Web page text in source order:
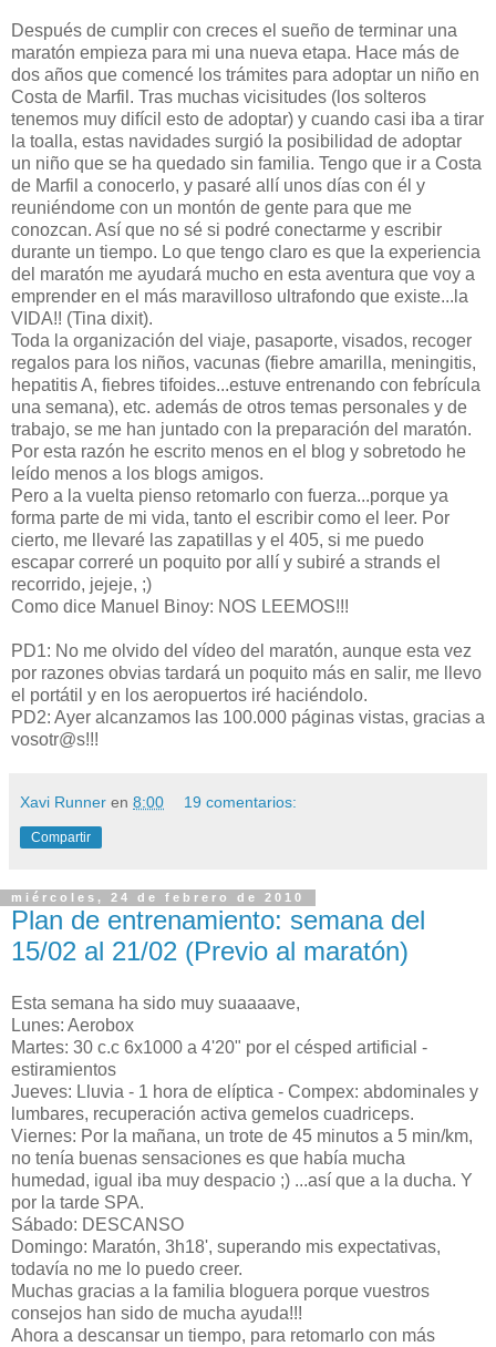
Después de cumplir con creces el sueño de terminar una
maratón empieza para mi una nueva etapa. Hace más de
dos años que comencé los trámites para adoptar un niño en
Costa de Marfil. Tras muchas vicisitudes (los solteros
tenemos muy difícil esto de adoptar) y cuando casi iba a tirar
la toalla, estas navidades surgió la posibilidad de adoptar
un niño que se ha quedado sin familia. Tengo que ir a Costa
de Marfil a conocerlo, y pasaré allí unos días con él y
reuniéndome con un montón de gente para que me
conozcan. Así que no sé si podré conectarme y escribir
durante un tiempo. Lo que tengo claro es que la experiencia
del maratón me ayudará mucho en esta aventura que voy a
emprender en el más maravilloso ultrafondo que existe...la
VIDA!! (Tina dixit).
Toda la organización del viaje, pasaporte, visados, recoger
regalos para los niños, vacunas (fiebre amarilla, meningitis,
hepatitis A, fiebres tifoides...estuve entrenando con febrícula
una semana), etc. además de otros temas personales y de
trabajo, se me han juntado con la preparación del maratón.
Por esta razón he escrito menos en el blog y sobretodo he
leído menos a los blogs amigos.
Pero a la vuelta pienso retomarlo con fuerza...porque ya
forma parte de mi vida, tanto el escribir como el leer. Por
cierto, me llevaré las zapatillas y el 405, si me puedo
escapar correré un poquito por allí y subiré a strands el
recorrido, jejeje, ;)
Como dice Manuel Binoy: NOS LEEMOS!!!
PD1: No me olvido del vídeo del maratón, aunque esta vez
por razones obvias tardará un poquito más en salir, me llevo
el portátil y en los aeropuertos iré haciéndolo.
PD2: Ayer alcanzamos las 100.000 páginas vistas, gracias a
vosotr@s!!!
Xavi Runner en 8:00 19 comentarios:
Compartir
miércoles, 24 de febrero de 2010
Plan de entrenamiento: semana del
15/02 al 21/02 (Previo al maratón)
Esta semana ha sido muy suaaaave,
Lunes: Aerobox
Martes: 30 c.c 6x1000 a 4'20" por el césped artificial -
estiramientos
Jueves: Lluvia - 1 hora de elíptica - Compex: abdominales y
lumbares, recuperación activa gemelos cuadriceps.
Viernes: Por la mañana, un trote de 45 minutos a 5 min/km,
no tenía buenas sensaciones es que había mucha
humedad, igual iba muy despacio ;) ...así que a la ducha. Y
por la tarde SPA.
Sábado: DESCANSO
Domingo: Maratón, 3h18', superando mis expectativas,
todavía no me lo puedo creer.
Muchas gracias a la familia bloguera porque vuestros
consejos han sido de mucha ayuda!!!
Ahora a descansar un tiempo, para retomarlo con más